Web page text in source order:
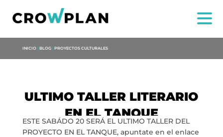
NOSOTROS
INICIO| BLOG| PROYECTOS CULTURALES
ULTIMO TALLER LITERARIO
EN EL TANQUE
ESTE SABÁDO 20 SERÁ EL ULTIMO TALLER DEL
PROYECTO EN EL TANQUE, apuntate en el enlace